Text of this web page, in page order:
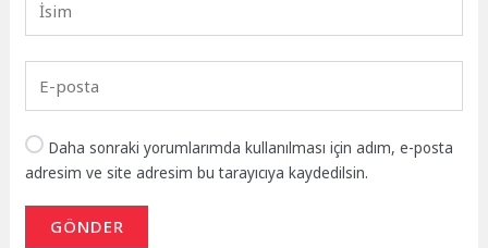
Daha sonraki yorumlarımda kullanılması için adım, e-posta
adresim ve site adresim bu tarayıcıya kaydedilsin.
GÖNDER